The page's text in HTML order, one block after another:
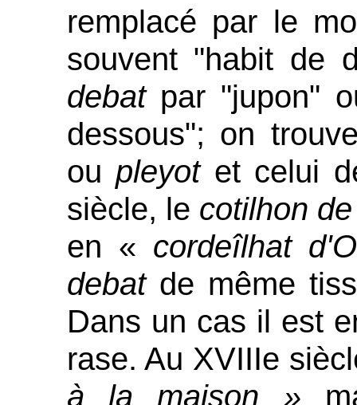
remplacé par le
souvent "habit de
debat par "jupon"
dessous"; on
oupleyot et celui
siècle, le cotilhon
en « cordeîlhat
debat de même
Dans un cas il est
rase. Au XVIIIe
à la maison »